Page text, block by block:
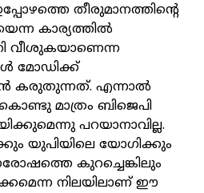
തീരുമാനത്തിന്റെ
കാര്യത്തില്‍
വീശുകയാണെന്ന
മോഡിക്ക്
കരുതുന്നത്. എന്നാല്‍
മാത്രം ബിജെപി
പറയാനാവില്ല.
യുപിയിലെ യോഗിക്കും
കുറച്ചെങ്കിലും
നിലയിലാണ് ഈ